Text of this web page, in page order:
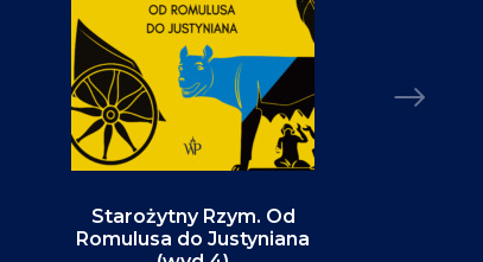
Starożytny Rzym. Od
Romulusa do Justyniana